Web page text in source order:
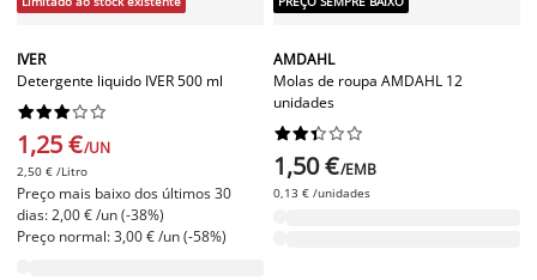
IVER
Detergente liquido IVER 500 ml






1,25 €/UN
2,50 € /Litro
Preço mais baixo dos últimos 30
dias: 2,00 € /un (-38%)
Preço normal: 3,00 € /un (-58%)
AMDAHL
Molas de roupa AMDAHL 12
unidades






1,50 €/EMB
0,13 € /unidades